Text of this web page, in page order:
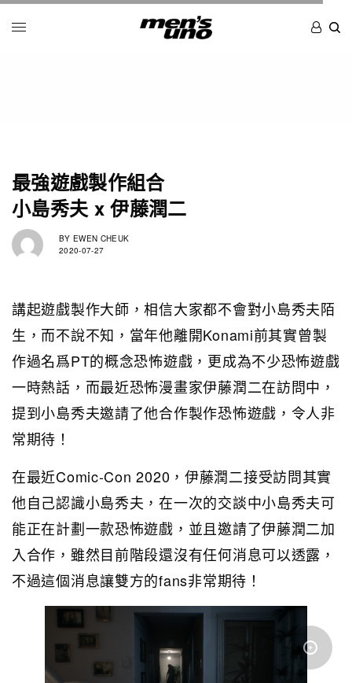
最強遊戲製作組合
小島秀夫 x 伊藤潤二
BY EWEN CHEUK
2020-07-27
講起遊戲製作大師，相信大家都不會對小島秀夫陌
生，而不說不知，當年他離開Konami前其實曾製
作過名爲PT的概念恐怖遊戲，更成為不少恐怖遊戲
一時熱話，而最近恐怖漫畫家伊藤潤二在訪問中，
提到小島秀夫邀請了他合作製作恐怖遊戲，令人非
常期待！
在最近Comic-Con 2020，伊藤潤二接受訪問其實
他自己認識小島秀夫，在一次的交談中小島秀夫可
能正在計劃一款恐怖遊戲，並且邀請了伊藤潤二加
入合作，雖然目前階段還沒有任何消息可以透露，
不過這個消息讓雙方的fans非常期待！